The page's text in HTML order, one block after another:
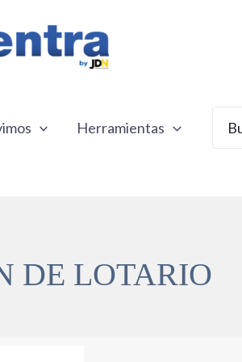
Herramientas
por:
DE LOTARIO